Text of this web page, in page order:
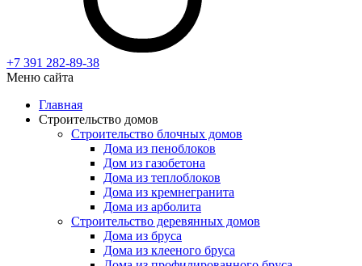
+7 391 282-89-38
Меню сайта
Главная
Строительство домов
Строительство блочных домов
Дома из пеноблоков
Дом из газобетона
Дома из теплоблоков
Дома из кремнегранита
Дома из арболита
Строительство деревянных домов
Дома из бруса
Дома из клееного бруса